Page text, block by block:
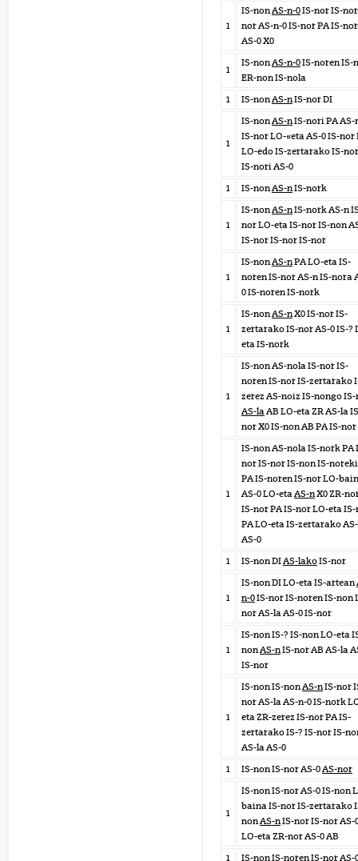
1
IS-nonAS-n-0IS-nor IS-
nor AS-n-0 IS-nor PA IS-nor
AS-0 X0
1
IS-nonAS-n-0IS-noren IS-
ER-non IS-nola
1
IS-nonAS-nIS-nor DI
1
IS-nonAS-nIS-nori PA AS-
IS-nor LO-«eta AS-0 IS-nor
LO-edo IS-zertarako IS-
IS-nori AS-0
1
IS-nonAS-nIS-nork
1
IS-nonAS-nIS-nork AS-n
nor LO-eta IS-nor IS-non
IS-nor IS-nor IS-nor
1
IS-nonAS-nPA LO-eta IS-
noren IS-nor AS-n IS-nora
0 IS-noren IS-nork
1
IS-nonAS-nX0 IS-nor IS-
zertarako IS-nor AS-0 IS-?
eta IS-nork
1
IS-non AS-nola IS-nor IS-
noren IS-nor IS-zertarako
zerez AS-noiz IS-nongo
AS-laAB LO-eta ZR AS-la
nor X0 IS-non AB PA IS-nor
1
IS-non AS-nola IS-nork PA
nor IS-nor IS-non IS-
PA IS-noren IS-nor LO-
AS-0 LO-etaAS-nX0 ZR-
IS-nor PA IS-nor LO-eta
PA LO-eta IS-zertarako
AS-0
1
IS-non DIAS-lakoIS-nor
1
IS-non DI LO-eta IS-artean
n-0IS-nor IS-noren IS-non
nor AS-la AS-0 IS-nor
1
IS-non IS-? IS-non LO-eta
nonAS-nIS-nor AB AS-la
IS-nor
1
IS-non IS-nonAS-nIS-nor
nor AS-la AS-n-0 IS-nork
eta ZR-zerez IS-nor PA IS-
zertarako IS-? IS-nor IS-
AS-la AS-0
1
IS-non IS-nor AS-0AS-nor
1
IS-non IS-nor AS-0 IS-non
baina IS-nor IS-zertarako
nonAS-nIS-nor IS-nor AS-
LO-eta ZR-nor AS-0 AB
1
IS-non IS-noren IS-norAS-